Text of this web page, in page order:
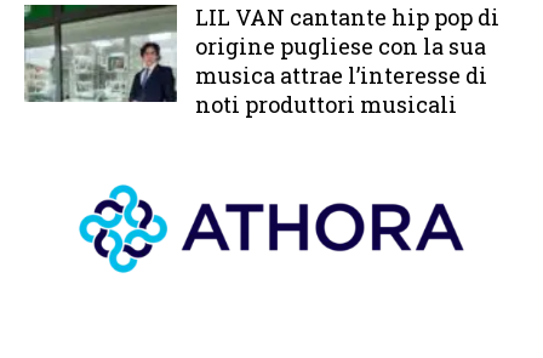
LIL VAN cantante hip pop di
origine pugliese con la sua
musica attrae l’interesse di
noti produttori musicali